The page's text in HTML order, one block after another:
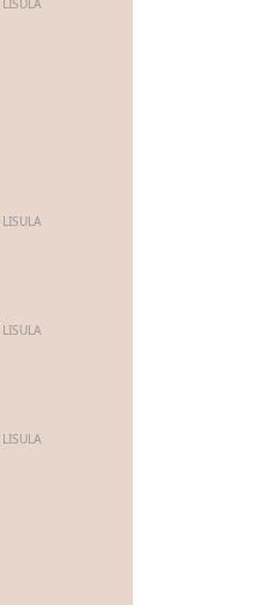
LISULA
LISULA
LISULA
LISULA